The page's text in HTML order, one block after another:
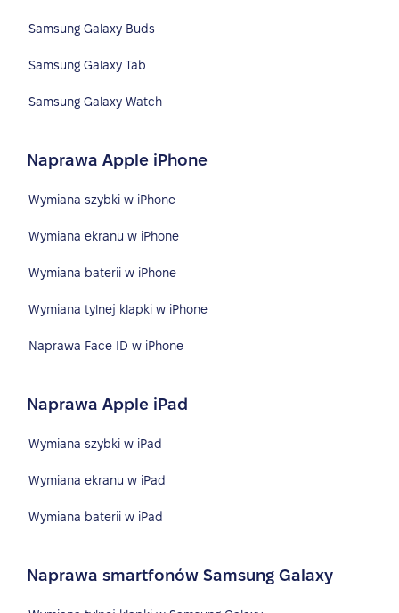
Samsung Galaxy Buds
Samsung Galaxy Tab
Samsung Galaxy Watch
Naprawa Apple iPhone
Wymiana szybki w iPhone
Wymiana ekranu w iPhone
Wymiana baterii w iPhone
Wymiana tylnej klapki w iPhone
Naprawa Face ID w iPhone
Naprawa Apple iPad
Wymiana szybki w iPad
Wymiana ekranu w iPad
Wymiana baterii w iPad
Naprawa smartfonów Samsung Galaxy